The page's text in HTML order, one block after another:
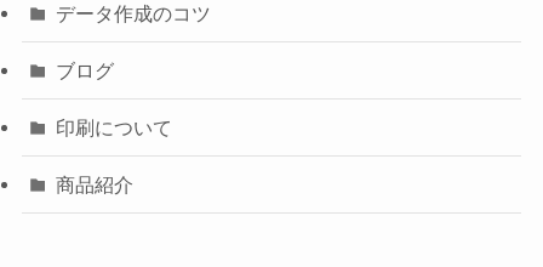
データ作成のコツ
ブログ
印刷について
商品紹介